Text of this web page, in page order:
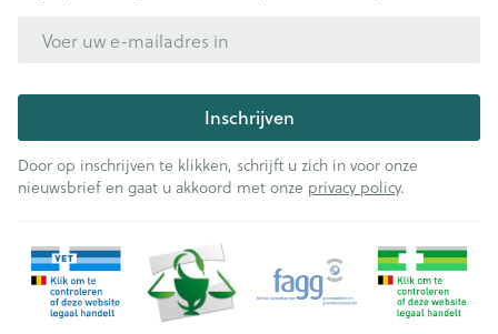
Inschrijven
Door op inschrijven te klikken, schrijft u zich in voor onze
nieuwsbrief en gaat u akkoord met onze privacy policy.